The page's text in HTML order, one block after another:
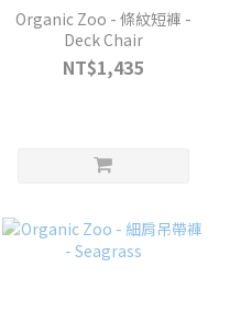
Organic Zoo - 條紋短褲 -
Deck Chair
NT$1,435